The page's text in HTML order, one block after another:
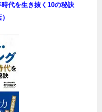
代を生き抜く10の秘訣